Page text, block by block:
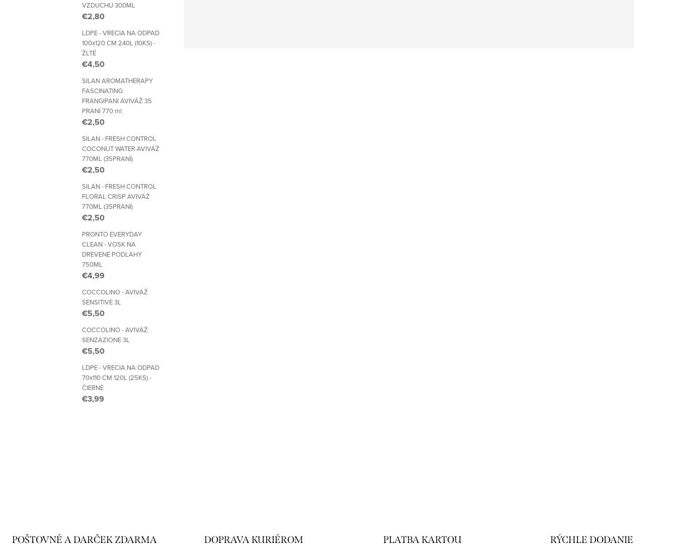
VZDUCHU 300ML
€2,80
LDPE - VRECIA NA ODPAD
100x120 CM 240L (10KS) -
ŽLTÉ
€4,50
SILAN AROMATHERAPY
FASCINATING
FRANGIPANI AVIVÁŽ 35
PRANÍ 770 ml
€2,50
SILAN - FRESH CONTROL
COCONUT WATER AVIVÁŽ
770ML (35PRANÍ)
€2,50
SILAN - FRESH CONTROL
FLORAL CRISP AVIVÁŽ
770ML (35PRANÍ)
€2,50
PRONTO EVERYDAY
CLEAN - VOSK NA
DREVENÉ PODLAHY
750ML
€4,99
COCCOLINO - AVIVÁŽ
SENSITIVE 3L
€5,50
COCCOLINO - AVIVÁŽ
SENZAZIONE 3L
€5,50
LDPE - VRECIA NA ODPAD
70x110 CM 120L (25KS) -
ČIERNE
€3,99
POŠTOVNÉ A DARČEK ZDARMA DOPRAVA KURIÉROM PLATBA KARTOU RÝCHLE DODANIE